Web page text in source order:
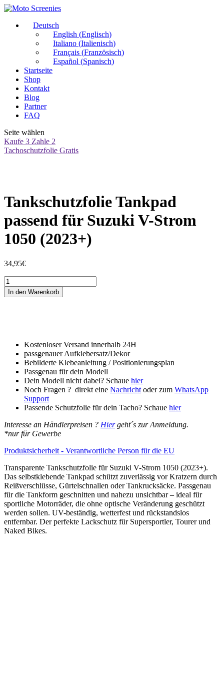
Deutsch
English (Englisch)
Italiano (Italienisch)
Français (Französisch)
Español (Spanisch)
Startseite
Shop
Kontakt
Blog
Partner
FAQ
Seite wählen
Kaufe 3 Zahle 2
Tachoschutzfolie Gratis
Tankschutzfolie Tankpad
passend für Suzuki V-Strom
1050 (2023+)
34,95€
Tankschutzfolie
Tankpad
passend
1050
(2023+)
Menge
In den Warenkorb
Kostenloser Versand innerhalb 24H
passgenauer Aufklebersatz/Dekor
Bebilderte Klebeanleitung / Positionierungsplan
Passgenau für dein Modell
Dein Modell nicht dabei? Schaue hier
Noch Fragen ? direkt eine Nachricht oder zum WhatsApp
Support
Passende Schutzfolie für dein Tacho? Schaue hier
Interesse an Händlerpreisen ? Hiergeht´s zur Anmeldung.
*nur für Gewerbe
Produktsicherheit - Verantwortliche Person für die EU
Transparente Tankschutzfolie für Suzuki V-Strom 1050 (2023+).
Das selbstklebende Tankpad schützt zuverlässig vor Kratzern durch
Reißverschlüsse, Gürtelschnallen oder Tankrucksäcke. Passgenau
für die Tankform geschnitten und nahezu unsichtbar – ideal für
sportliche Motorräder, die ohne optische Veränderung geschützt
werden sollen. UV-beständig, wetterfest und rückstandslos
entfernbar. Der perfekte Lackschutz für Supersportler, Tourer und
Naked Bikes.